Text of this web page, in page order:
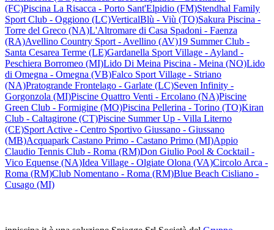
(FC)Piscina La Risacca - Porto Sant'Elpidio (FM)Stendhal Family
Sport Club - Oggiono (LC)VerticalBlù - Viù (TO)Sakura Piscina -
Torre del Greco (NA)L'Altromare di Casa Spadoni - Faenza
(RA)Avellino Country Sport - Avellino (AV)19 Summer Club -
Santa Cesarea Terme (LE)Gardanella Sport Village - Ayland -
Peschiera Borromeo (MI)Lido Di Meina Piscina - Meina (NO)Lido
di Omegna - Omegna (VB)Falco Sport Village - Striano
(NA)Pratogrande Frontelago - Garlate (LC)Seven Infinity -
Gorgonzola (MI)Piscine Quattro Venti - Ercolano (NA)Piscine
Green Club - Formigine (MO)Piscina Pellerina - Torino (TO)Kiran
Club - Caltagirone (CT)Piscine Summer Up - Villa Literno
(CE)Sport Active - Centro Sportivo Giussano - Giussano
(MB)Acquapark Castano Primo - Castano Primo (MI)Appio
Claudio Tennis Club - Roma (RM)Don Giulio Pool & Cocktail -
Vico Equense (NA)Idea Village - Olgiate Olona (VA)Circolo Arca -
Roma (RM)Club Nomentano - Roma (RM)Blue Beach Cisliano -
Cusago (MI)